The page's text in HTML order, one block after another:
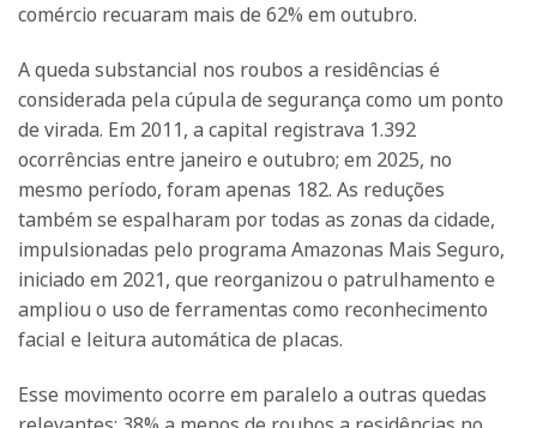
comércio recuaram mais de 62% em outubro.
A queda substancial nos roubos a residências é
considerada pela cúpula de segurança como um ponto
de virada. Em 2011, a capital registrava 1.392
ocorrências entre janeiro e outubro; em 2025, no
mesmo período, foram apenas 182. As reduções
também se espalharam por todas as zonas da cidade,
impulsionadas pelo programa Amazonas Mais Seguro,
iniciado em 2021, que reorganizou o patrulhamento e
ampliou o uso de ferramentas como reconhecimento
facial e leitura automática de placas.
Esse movimento ocorre em paralelo a outras quedas